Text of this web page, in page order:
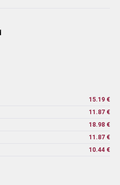
15.19 €
11.87 €
18.98 €
11.87 €
10.44 €